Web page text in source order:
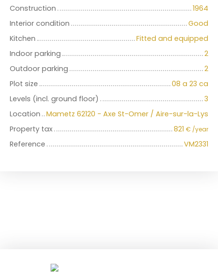
Construction
1964
Interior condition
Good
Kitchen
Fitted and equipped
Indoor parking
2
Outdoor parking
2
Plot size
08 a 23 ca
Levels (incl. ground floor)
3
Location
Mametz 62120 - Axe St-Omer / Aire-sur-la-Lys
Property tax
821 € /year
Reference VM2331